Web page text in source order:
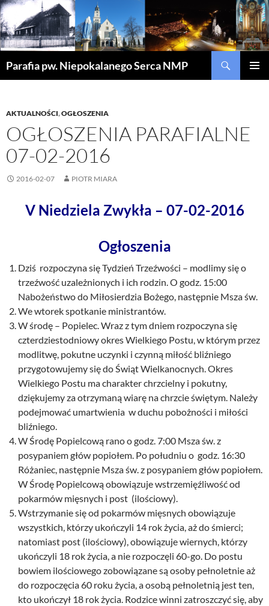
Parafia pw. Niepokalanego Serca NMP
AKTUALNOŚCI,OGŁOSZENIA
OGŁOSZENIA PARAFIALNE
07-02-2016
2016-02-07 PIOTR MIARA
V Niedziela Zwykła – 07-02-2016
Ogłoszenia
Dziś rozpoczyna się Tydzień Trzeźwości – modlimy się o
trzeźwość uzależnionych i ich rodzin. O godz. 15:00
Nabożeństwo do Miłosierdzia Bożego, następnie Msza św.
We wtorek spotkanie ministrantów.
W środę – Popielec. Wraz z tym dniem rozpoczyna się
czterdziestodniowy okres Wielkiego Postu, w którym przez
modlitwę, pokutne uczynki i czynną miłość bliźniego
przygotowujemy się do Świąt Wielkanocnych. Okres
Wielkiego Postu ma charakter chrzcielny i pokutny,
dziękujemy za otrzymaną wiarę na chrzcie świętym. Należy
podejmować umartwienia w duchu pobożności i miłości
bliźniego.
W Środę Popielcową rano o godz. 7:00 Msza św. z
posypaniem głów popiołem. Po południu o godz. 16:30
Różaniec, następnie Msza św. z posypaniem głów popiołem.
W Środę Popielcową obowiązuje wstrzemięźliwość od
pokarmów mięsnych i post (ilościowy).
Wstrzymanie się od pokarmów mięsnych obowiązuje
wszystkich, którzy ukończyli 14 rok życia, aż do śmierci;
natomiast post (ilościowy), obowiązuje wiernych, którzy
ukończyli 18 rok życia, a nie rozpoczęli 60-go. Do postu
bowiem ilościowego zobowiązane są osoby pełnoletnie aż
do rozpoczęcia 60 roku życia, a osobą pełnoletnią jest ten,
kto ukończył 18 rok życia. Rodzice winni zatroszczyć się, aby